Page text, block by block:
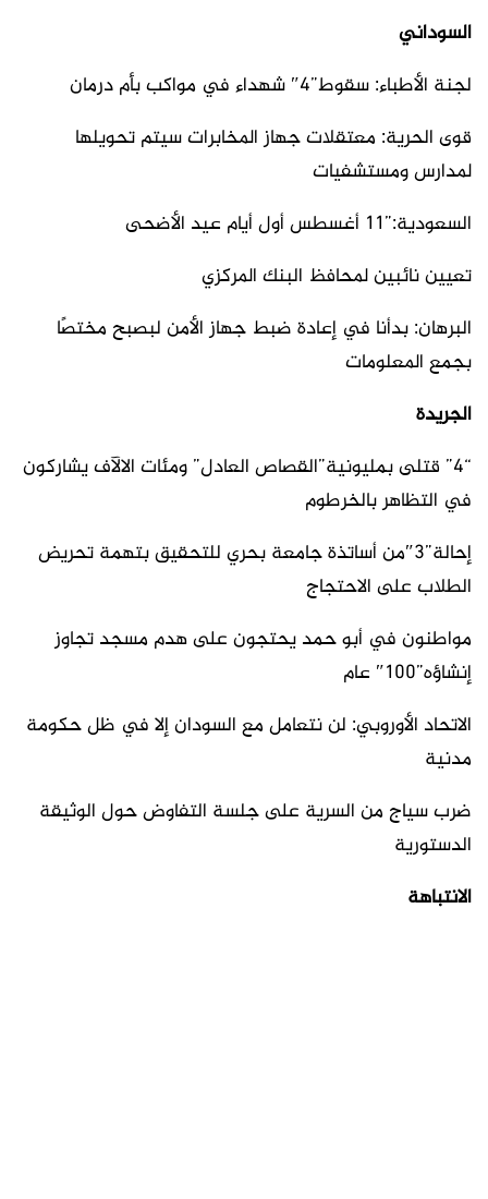
السوداني
لجنة الأطباء: سقوط”4″ شهداء في مواكب بأم درمان
قوى الحرية: معتقلات جهاز المخابرات سيتم تحويلها
لمدارس ومستشفيات
السعودية:”11 أغسطس أول أيام عيد الأضحى
تعيين نائبين لمحافظ البنك المركزي
البرهان: بدأنا في إعادة ضبط جهاز الأمن لبصبح مختصًا
بجمع المعلومات
الجريدة
“4” قتلى بمليونية”القصاص العادل” ومئات الالآف يشاركون
في التظاهر بالخرطوم
إحالة”3″من أساتذة جامعة بحري للتحقيق بتهمة تحريض
الطلاب على الاحتجاج
مواطنون في أبو حمد يحتجون على هدم مسجد تجاوز
إنشاؤه”100″ عام
الاتحاد الأوروبي: لن نتعامل مع السودان إلا في ظل حكومة
مدنية
ضرب سياج من السرية على جلسة التفاوض حول الوثيقة
الدستورية
الانتباهة